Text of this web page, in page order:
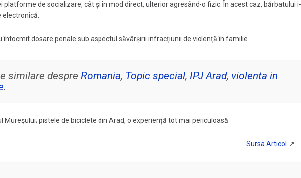
de socializare, cât și în mod direct, ulterior agresând-o fizic. În acest caz, bărbatului i-
întocmit dosare penale sub aspectul săvârșirii infracțiunii de violență în familie.
similare despre Romania, Topic special, IPJ Arad, violenta in
.
Mureșului; pistele de biciclete din Arad, o experiență tot mai periculoasă